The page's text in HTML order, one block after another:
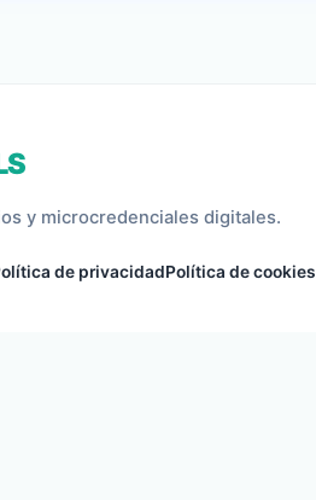
y microcredenciales digitales.
de privacidadPolítica de cookies